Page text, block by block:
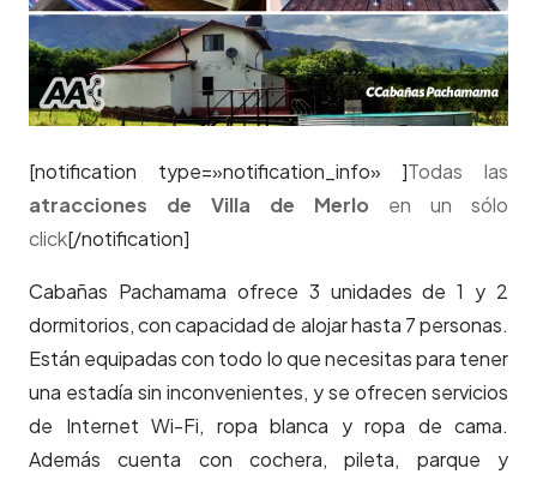
[notification type=»notification_info» ]Todas las
atracciones de Villa de Merlo en un sólo
click[/notification]
Cabañas Pachamama ofrece 3 unidades de 1 y 2
dormitorios, con capacidad de alojar hasta 7 personas.
Están equipadas con todo lo que necesitas para tener
una estadía sin inconvenientes, y se ofrecen servicios
de Internet Wi-Fi, ropa blanca y ropa de cama.
Además cuenta con cochera, pileta, parque y